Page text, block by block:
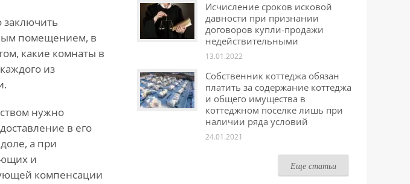
помещением, в
какие комнаты в
из
нужно
в его
а при
и
компенсации
Исчисление сроков исковой
давности при признании
договоров купли-продажи
недействительными
13.01.2022
Собственник коттеджа обязан
платить за содержание коттеджа
и общего имущества в
коттеджном поселке лишь при
наличии ряда условий
24.01.2021
Еще статьи